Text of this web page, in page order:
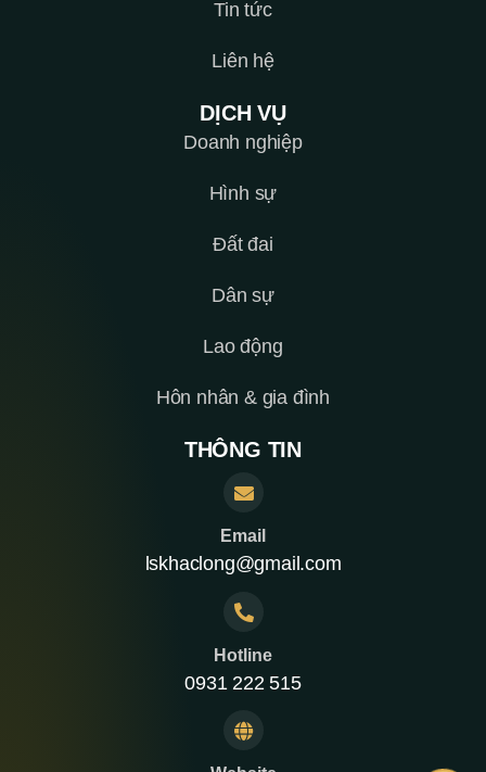
Tin tức
Liên hệ
DỊCH VỤ
Doanh nghiệp
Hình sự
Đất đai
Dân sự
Lao động
Hôn nhân & gia đình
THÔNG TIN
Email
lskhaclong@gmail.com
Hotline
0931 222 515